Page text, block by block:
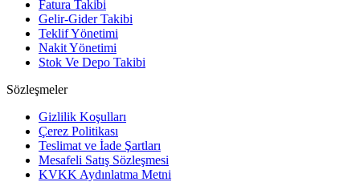
Fatura Takibi
Gelir-Gider Takibi
Teklif Yönetimi
Nakit Yönetimi
Stok Ve Depo Takibi
Sözleşmeler
Gizlilik Koşulları
Çerez Politikası
Teslimat ve İade Şartları
Mesafeli Satış Sözleşmesi
KVKK Aydınlatma Metni